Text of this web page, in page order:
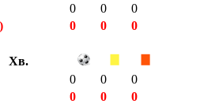
0 0
0
0 0
0
Хв.
0 0
0
0 0
0